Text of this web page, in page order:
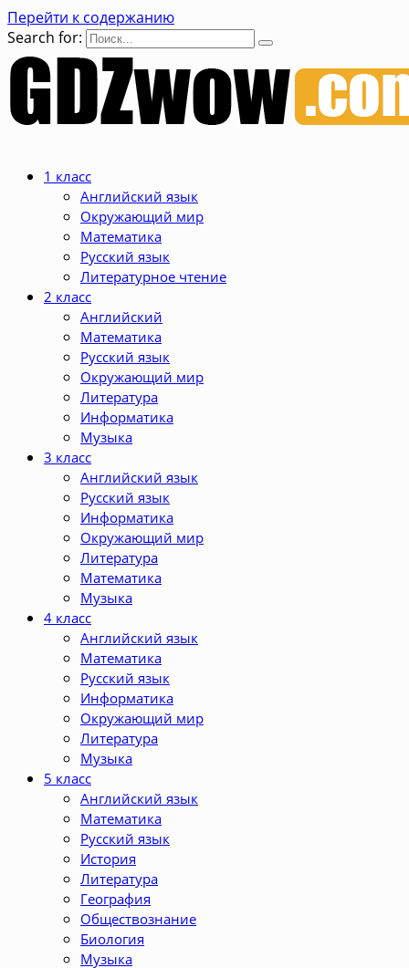
Перейти к содержанию
Search for:
1 класс
Английский язык
Окружающий мир
Математика
Русский язык
Литературное чтение
2 класс
Английский
Математика
Русский язык
Окружающий мир
Литература
Информатика
Музыка
3 класс
Английский язык
Русский язык
Информатика
Окружающий мир
Литература
Математика
Музыка
4 класс
Английский язык
Математика
Русский язык
Информатика
Окружающий мир
Литература
Музыка
5 класс
Английский язык
Математика
Русский язык
История
Литература
География
Обществознание
Биология
Музыка